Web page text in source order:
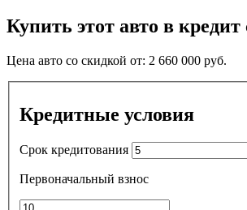
Купить этот авто в кредит
Цена авто со скидкой от: 2 660 000 руб.
Кредитные условия
Срок кредитования
Первоначальный взнос